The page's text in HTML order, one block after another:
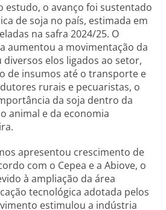
estudo, o avanço foi sustentado
de soja no país, estimada em
na safra 2024/25. O
aumentou a movimentação da
elos ligados ao setor,
de insumos até o transporte e
rurais e pecuaristas, o
da soja dentro da
animal e da economia
apresentou crescimento de
com o Cepea e a Abiove, o
à ampliação da área
tecnológica adotada pelos
estimulou a indústria